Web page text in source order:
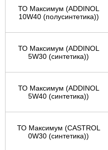
ТО Максимум (ADDINOL
10W40 (полусинтетика))
ТО Максимум (ADDINOL
5W30 (синтетика))
ТО Максимум (ADDINOL
5W40 (синтетика))
ТО Максимум (CASTROL
0W30 (синтетика))